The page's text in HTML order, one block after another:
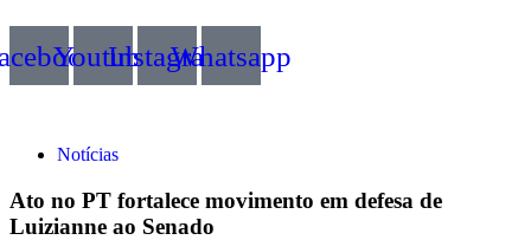
YoutubeInstagramWhatsapp
Notícias
Ato no PT fortalece movimento em defesa de
Luizianne ao Senado